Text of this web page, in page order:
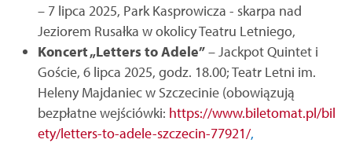
– 7 lipca 2025, Park Kasprowicza - skarpa nad
Jeziorem Rusałka w okolicy Teatru Letniego,
Koncert „Letters to Adele”– Jackpot Quintet i
Goście, 6 lipca 2025, godz. 18.00; Teatr Letni im.
Heleny Majdaniec w Szczecinie (obowiązują
bezpłatne wejściówki: https://www.biletomat.pl/bil
ety/letters-to-adele-szczecin-77921/,